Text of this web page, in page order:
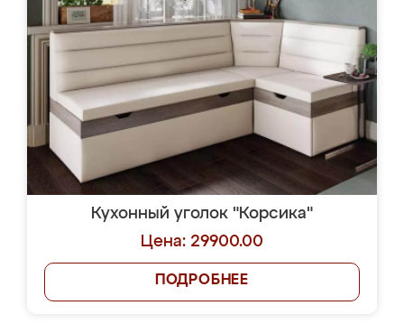
Кухонный уголок "Корсика"
Цена: 29900.00
ПОДРОБНЕЕ